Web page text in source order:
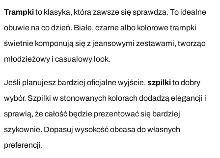
Trampkito klasyka, która zawsze się sprawdza. To idealne
obuwie na co dzień. Białe, czarne albo kolorowe trampki
świetnie komponują się z jeansowymi zestawami, tworząc
młodzieżowy i casualowy look.
Jeśli planujesz bardziej oficjalne wyjście, szpilkito dobry
wybór. Szpilki w stonowanych kolorach dodadzą elegancji i
sprawią, że całość będzie prezentować się bardziej
szykownie. Dopasuj wysokość obcasa do własnych
preferencji.